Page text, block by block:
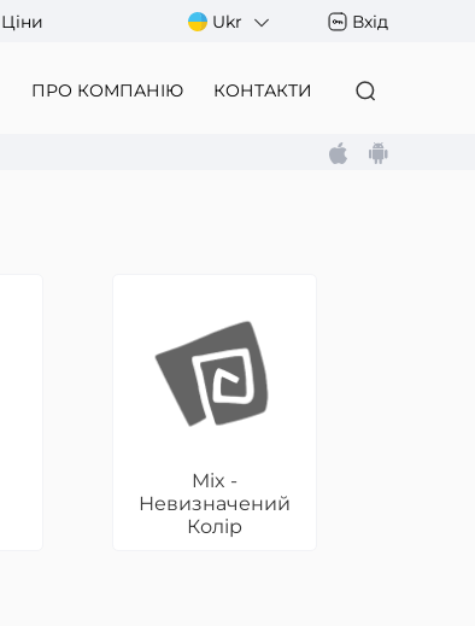
Ukr Вхід
ПРО КОМПАНІЮ КОНТАКТИ
Mix -
Невизначений
Колір